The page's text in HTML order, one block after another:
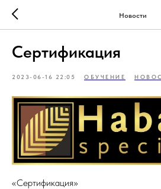
Новости
Сертификация
2023-06-16 22:05 ОБУЧЕНИЕ
«Сертификация»